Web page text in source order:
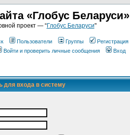
«Глобус Беларуси»
проект — “Глобус Беларуси"
Пользователи Группы
Регистрация
Войти и проверить личные сообщения Вход
для входа в систему